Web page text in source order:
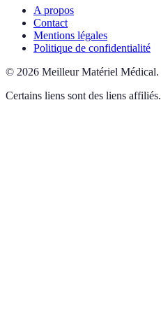
A propos
Contact
Mentions légales
Politique de confidentialité
© 2026 Meilleur Matériel Médical.
Certains liens sont des liens affiliés.